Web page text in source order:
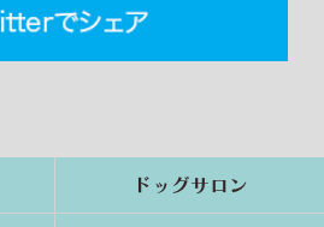
ドッグサロン